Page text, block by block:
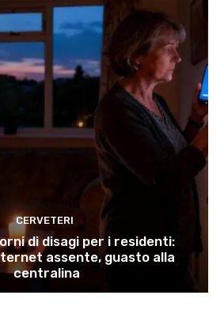
CERVETERI
di disagi per i residenti:
assente, guasto alla
centralina